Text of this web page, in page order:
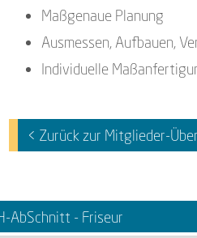
Maßgenaue Planung
Ausmessen, Aufbauen,
Individuelle
< Zurück zur Mitglieder-
AbSchnitt - Friseur